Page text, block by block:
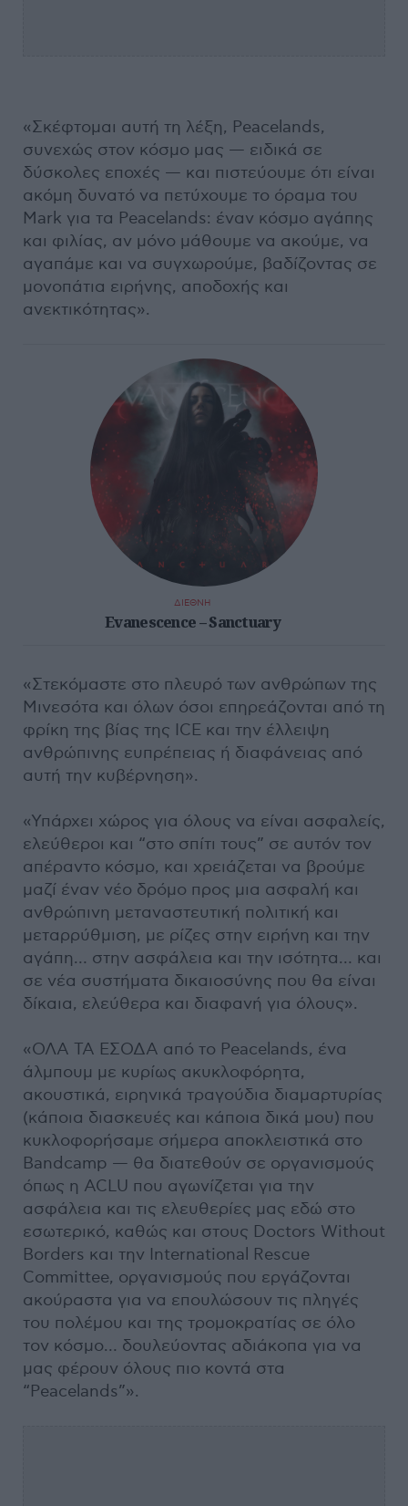
«Σκέφτομαι αυτή τη λέξη, Peacelands,
συνεχώς στον κόσμο μας — ειδικά σε
δύσκολες εποχές — και πιστεύουμε ότι είναι
ακόμη δυνατό να πετύχουμε το όραμα του
Mark για τα Peacelands: έναν κόσμο αγάπης
και φιλίας, αν μόνο μάθουμε να ακούμε, να
αγαπάμε και να συγχωρούμε, βαδίζοντας σε
μονοπάτια ειρήνης, αποδοχής και
ανεκτικότητας».
ΔΙΕΘΝΗ
Evanescence – Sanctuary
«Στεκόμαστε στο πλευρό των ανθρώπων της
Μινεσότα και όλων όσοι επηρεάζονται από τη
φρίκη της βίας της ICE και την έλλειψη
ανθρώπινης ευπρέπειας ή διαφάνειας από
αυτή την κυβέρνηση».
«Υπάρχει χώρος για όλους να είναι ασφαλείς,
ελεύθεροι και “στο σπίτι τους” σε αυτόν τον
απέραντο κόσμο, και χρειάζεται να βρούμε
μαζί έναν νέο δρόμο προς μια ασφαλή και
ανθρώπινη μεταναστευτική πολιτική και
μεταρρύθμιση, με ρίζες στην ειρήνη και την
αγάπη… στην ασφάλεια και την ισότητα… και
σε νέα συστήματα δικαιοσύνης που θα είναι
δίκαια, ελεύθερα και διαφανή για όλους».
«ΟΛΑ ΤΑ ΕΣΟΔΑ από το Peacelands, ένα
άλμπουμ με κυρίως ακυκλοφόρητα,
ακουστικά, ειρηνικά τραγούδια διαμαρτυρίας
(κάποια διασκευές και κάποια δικά μου) που
κυκλοφορήσαμε σήμερα αποκλειστικά στο
Bandcamp — θα διατεθούν σε οργανισμούς
όπως η ACLU που αγωνίζεται για την
ασφάλεια και τις ελευθερίες μας εδώ στο
εσωτερικό, καθώς και στους Doctors Without
Borders και την International Rescue
Committee, οργανισμούς που εργάζονται
ακούραστα για να επουλώσουν τις πληγές
του πολέμου και της τρομοκρατίας σε όλο
τον κόσμο… δουλεύοντας αδιάκοπα για να
μας φέρουν όλους πιο κοντά στα
“Peacelands”».